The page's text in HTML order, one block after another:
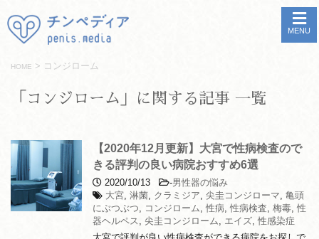
MENU
HOME > コンジローム
「コンジローム」に関する記事 一覧
【2020年12月更新】大宮で性病検査ので
きる評判の良い病院おすすめ6選
2020/10/13 -男性器の悩み
大宮 淋菌 クラミジア 尖圭コンジローマ 亀頭
にぶつぶつ
コンジローム 性病 性病検査 梅毒 性
器ヘルペス
尖圭コンジローム エイズ 性感染症